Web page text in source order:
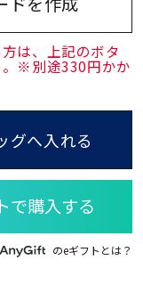
は、上記のボタ
。※別途330円かか
グへ入れる
のeギフトとは？